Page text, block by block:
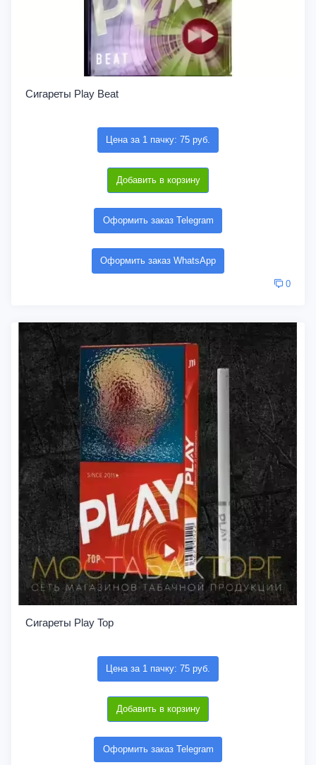
Сигареты Play Beat
Цена за 1 пачку: 75 руб.
Добавить в корзину
Оформить заказ Telegram
Оформить заказ WhatsApp
0
Сигареты Play Top
Цена за 1 пачку: 75 руб.
Добавить в корзину
Оформить заказ Telegram